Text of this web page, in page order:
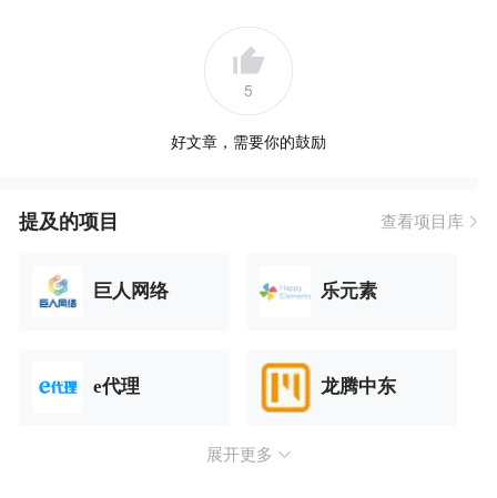
5
好文章，需要你的鼓励
提及的项目 查看项目库
巨人网络 乐元素
e代理 龙腾中东
展开更多